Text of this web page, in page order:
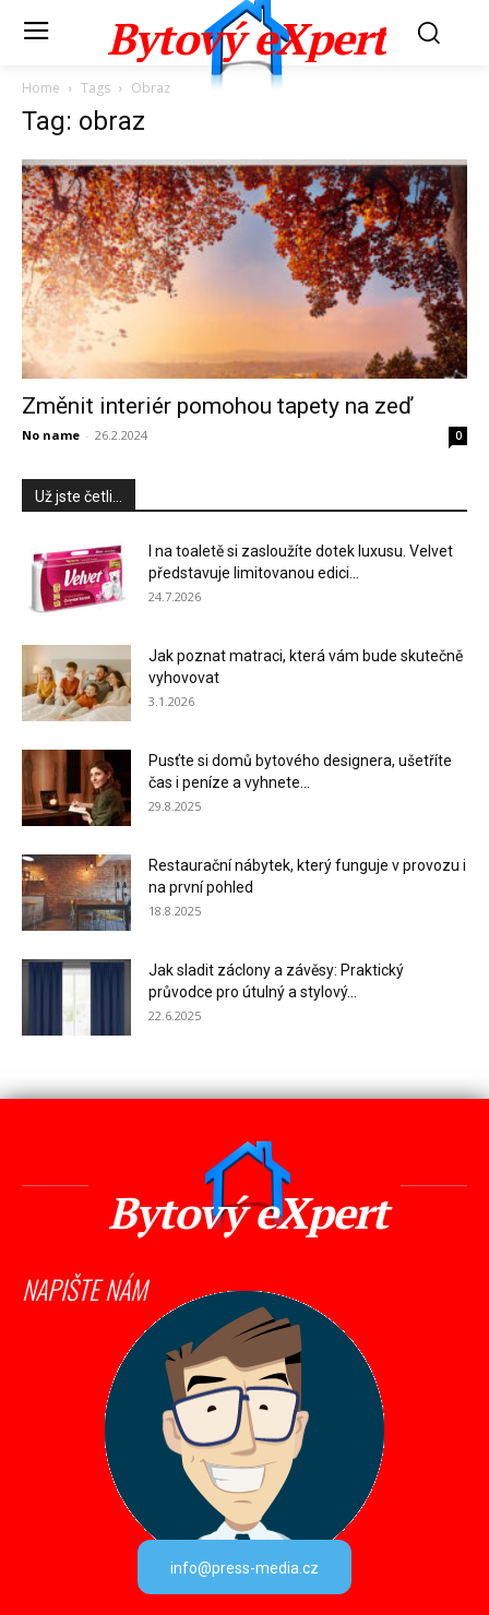
Bytový eXpert
Home Tags Obraz
Tag: obraz
Změnit interiér pomohou tapety na zeď
No name - 26.2.2024 0
Už jste četli...
I na toaletě si zasloužíte dotek luxusu. Velvet
představuje limitovanou edici...
24.7.2026
Jak poznat matraci, která vám bude skutečně
vyhovovat
3.1.2026
Pusťte si domů bytového designera, ušetříte
čas i peníze a vyhnete...
29.8.2025
Restaurační nábytek, který funguje v provozu i
na první pohled
18.8.2025
Jak sladit záclony a závěsy: Praktický
průvodce pro útulný a stylový...
22.6.2025
Bytový eXpert
NAPIŠTE NÁM
info@press-media.cz